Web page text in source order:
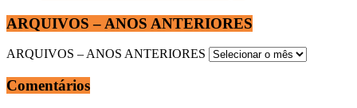
ARQUIVOS – ANOS ANTERIORES
ARQUIVOS – ANOS ANTERIORES
Comentários